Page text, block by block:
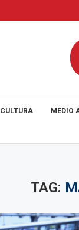
CULTURA MEDIO
TAG: